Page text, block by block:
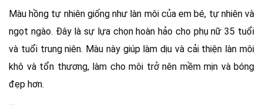
Màu hồng tự nhiên giống như làn môi của em bé, tự nhiên và
ngọt ngào. Đây là sự lựa chọn hoàn hảo cho phụ nữ 35 tuổi
và tuổi trung niên. Màu này giúp làm dịu và cải thiện làn môi
khô và tổn thương, làm cho môi trở nên mềm mịn và bóng
đẹp hơn.